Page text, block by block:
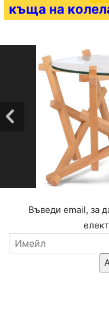
къща на
Въведи email, за